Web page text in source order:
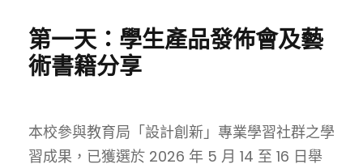
第一天：學生產品發佈會及藝
術書籍分享
本校參與教育局「設計創新」專業學習社群之學
習成果，已獲選於 2026 年 5 月 14 至 16 日舉